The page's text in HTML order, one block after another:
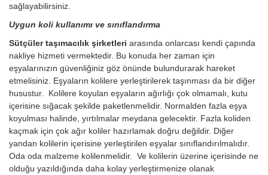
sağlayabilirsiniz.
Uygun koli kullanımı ve sınıflandırma
Sütçüler taşımacılık şirketleri arasında onlarcası kendi çapında
nakliye hizmeti vermektedir. Bu konuda her zaman için
eşyalarınızın güvenliğiniz göz önünde bulundurarak hareket
etmelisiniz. Eşyaların kolilere yerleştirilerek taşınması da bir diğer
husustur. Kolilere koyulan eşyaların ağırlığı çok olmamalı, kutu
içerisine sığacak şekilde paketlenmelidir. Normalden fazla eşya
koyulması halinde, yırtılmalar meydana gelecektir. Fazla koliden
kaçmak için çok ağır koliler hazırlamak doğru değildir. Diğer
yandan kolilerin içerisine yerleştirilen eşyalar sınıflandırılmalıdır.
Oda oda malzeme kolilenmelidir. Ve kolilerin üzerine içerisinde ne
olduğu yazıldığında daha kolay yerleştirmenize olanak